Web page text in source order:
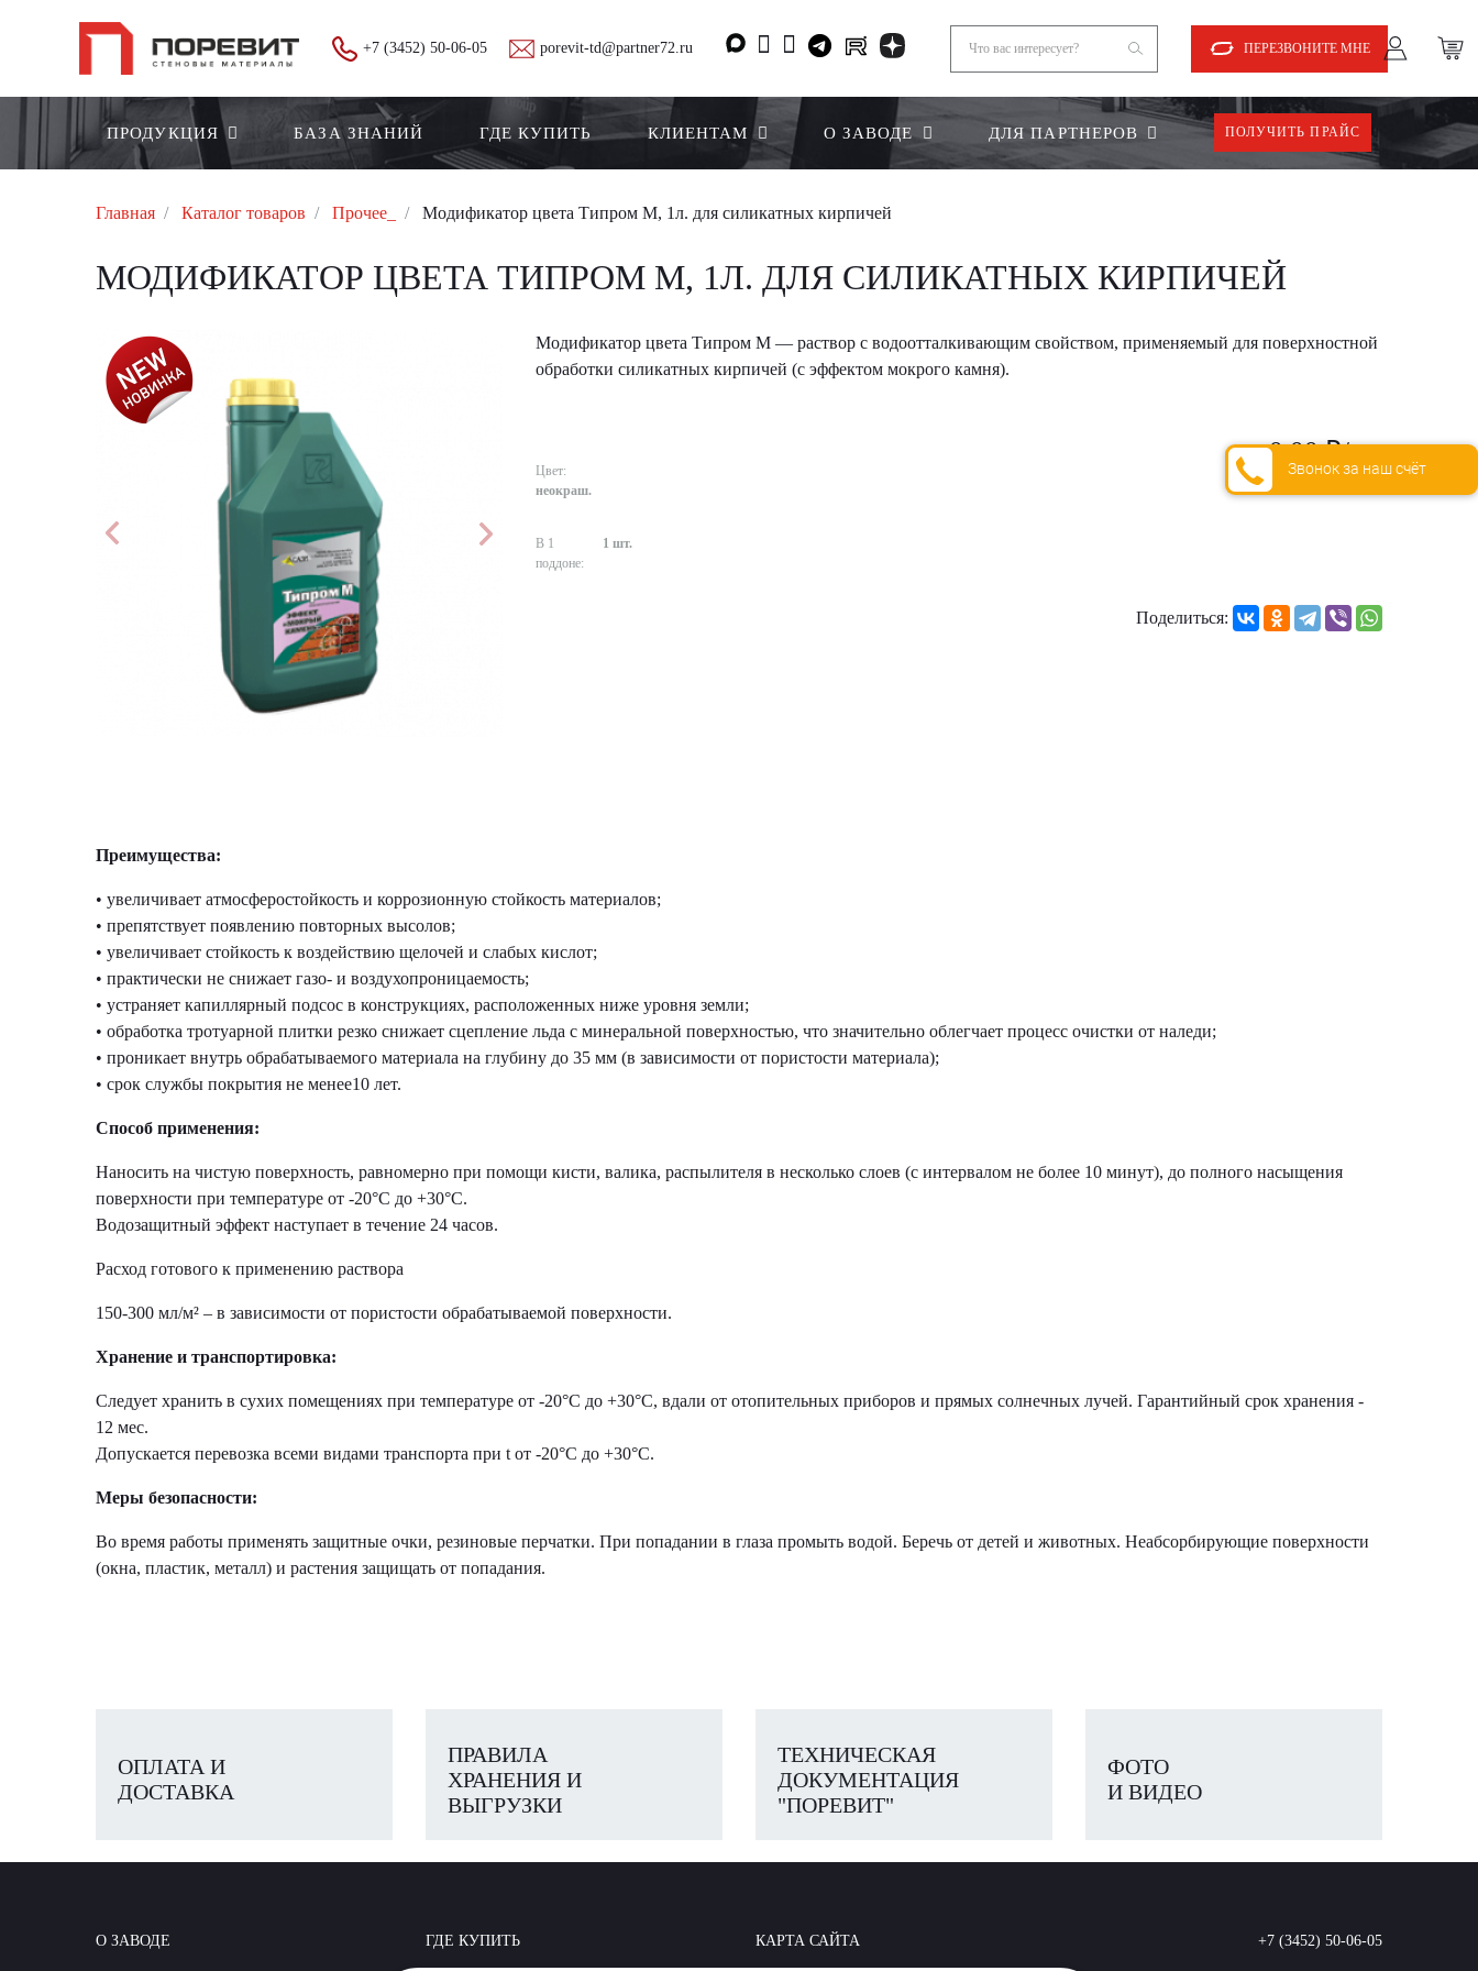
+7 (3452) 50-06-05 porevit-td@partner72.ru ПЕРЕЗВОНИТЕ МНЕ
ПРОДУКЦИЯ БАЗА ЗНАНИЙ ГДЕ КУПИТЬ КЛИЕНТАМ О ЗАВОДЕ ДЛЯ ПАРТНЕРОВ ПОЛУЧИТЬ ПРАЙС
Главная Каталог товаров Прочее_ Модификатор цвета Типром М, 1л. для силикатных кирпичей
МОДИФИКАТОР ЦВЕТА ТИПРОМ М, 1Л. ДЛЯ СИЛИКАТНЫХ КИРПИЧЕЙ
АКЦИЯ!
Модификатор цвета Типром М — раствор с водоотталкивающим свойством, применяемый для поверхностной
обработки силикатных кирпичей (с эффектом мокрого камня).
Цвет:
неокраш.
В 1
поддоне:
1 шт.
0,00 ₽/шт
Поделиться:
Преимущества:
• увеличивает атмосферостойкость и коррозионную стойкость материалов;
• препятствует появлению повторных высолов;
• увеличивает стойкость к воздействию щелочей и слабых кислот;
• практически не снижает газо- и воздухопроницаемость;
• устраняет капиллярный подсос в конструкциях, расположенных ниже уровня земли;
• обработка тротуарной плитки резко снижает сцепление льда с минеральной поверхностью, что значительно облегчает процесс очистки от наледи;
• проникает внутрь обрабатываемого материала на глубину до 35 мм (в зависимости от пористости материала);
• срок службы покрытия не менее10 лет.
Способ применения:
Наносить на чистую поверхность, равномерно при помощи кисти, валика, распылителя в несколько слоев (с интервалом не более 10 минут), до полного насыщения
поверхности при температуре от -20°C до +30°С.
Водозащитный эффект наступает в течение 24 часов.
Расход готового к применению раствора
150-300 мл/м² – в зависимости от пористости обрабатываемой поверхности.
Хранение и транспортировка:
Cледует хранить в сухих помещениях при температуре от -20°C до +30°С, вдали от отопительных приборов и прямых солнечных лучей. Гарантийный срок хранения -
12 мес.
Допускается перевозка всеми видами транспорта при t от -20°С до +30°С.
Меры безопасности:
Во время работы применять защитные очки, резиновые перчатки. При попадании в глаза промыть водой. Беречь от детей и животных. Неабсорбирующие поверхности
(окна, пластик, металл) и растения защищать от попадания.
ОПЛАТА И
ДОСТАВКА
ПРАВИЛА
ХРАНЕНИЯ И
ВЫГРУЗКИ
ТЕХНИЧЕСКАЯ
ДОКУМЕНТАЦИЯ
"ПОРЕВИТ"
ФОТО
И ВИДЕО
О ЗАВОДЕ ГДЕ КУПИТЬ КАРТА САЙТА +7 (3452) 50-06-05
Звонок за наш счёт